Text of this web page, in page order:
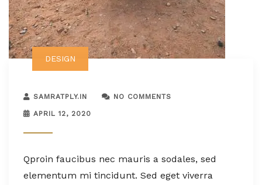
DESIGN
SAMRATPLY.IN NO COMMENTS
APRIL 12, 2020
Qproin faucibus nec mauris a sodales, sed
elementum mi tincidunt. Sed eget viverra